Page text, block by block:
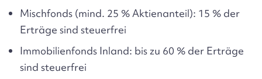
Mischfonds (mind. 25 % Aktienanteil): 15 % der
Erträge sind steuerfrei
Immobilienfonds Inland: bis zu 60 % der Erträge
sind steuerfrei